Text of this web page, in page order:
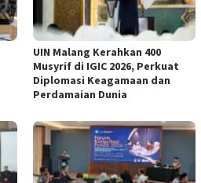
UIN Malang Kerahkan 400
Musyrif di IGIC 2026, Perkuat
Diplomasi Keagamaan dan
Perdamaian Dunia